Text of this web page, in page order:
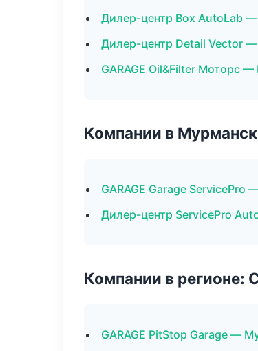
Дилер-центр Box AutoLab —
Дилер-центр Detail Vector
GARAGE Oil&Filter Моторс —
Компании в Мурманск
GARAGE Garage
Дилер-центр ServicePro
Компании в регионе:
GARAGE PitStop Garage —